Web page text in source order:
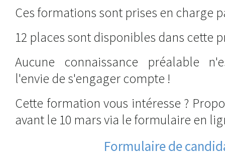
Ces formations sont prises en charge
12 places sont disponibles dans cette
Aucune connaissance préalable
l'envie de s'engager compte !
Cette formation vous intéresse ?
avant le 10 mars via le formulaire en
Formulaire de